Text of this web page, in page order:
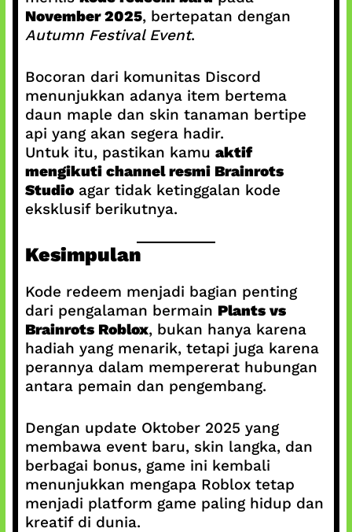
November 2025, bertepatan dengan
Autumn Festival Event.
Bocoran dari komunitas Discord
menunjukkan adanya item bertema
daun maple dan skin tanaman bertipe
api yang akan segera hadir.
Untuk itu, pastikan kamu aktif
mengikuti channel resmi Brainrots
Studioagar tidak ketinggalan kode
eksklusif berikutnya.
Kesimpulan
Kode redeem menjadi bagian penting
dari pengalaman bermain Plants vs
Brainrots Roblox, bukan hanya karena
hadiah yang menarik, tetapi juga karena
perannya dalam mempererat hubungan
antara pemain dan pengembang.
Dengan update Oktober 2025 yang
membawa event baru, skin langka, dan
berbagai bonus, game ini kembali
menunjukkan mengapa Roblox tetap
menjadi platform game paling hidup dan
kreatif di dunia.